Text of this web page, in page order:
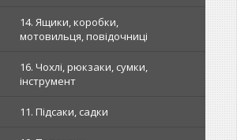
14. Ящики, коробки,
мотовильця, повідочниці
16. Чохлі, рюкзаки, сумки,
інструмент
11. Підсаки, садки